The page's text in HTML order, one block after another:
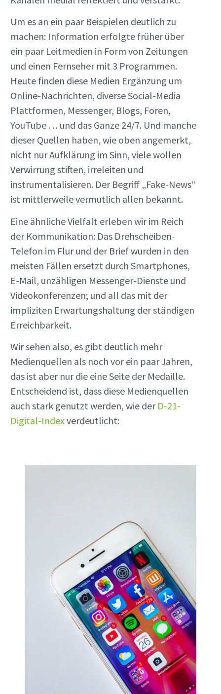
Um es an ein paar Beispielen deutlich zu
machen: Information erfolgte früher über
ein paar Leitmedien in Form von Zeitungen
und einen Fernseher mit 3 Programmen.
Heute finden diese Medien Ergänzung um
Online-Nachrichten, diverse Social-Media
Plattformen, Messenger, Blogs, Foren,
YouTube … und das Ganze 24/7. Und manche
dieser Quellen haben, wie oben angemerkt,
nicht nur Aufklärung im Sinn, viele wollen
Verwirrung stiften, irreleiten und
instrumentalisieren. Der Begriff „Fake-News“
ist mittlerweile vermutlich allen bekannt.
Eine ähnliche Vielfalt erleben wir im Reich
der Kommunikation: Das Drehscheiben-
Telefon im Flur und der Brief wurden in den
meisten Fällen ersetzt durch Smartphones,
E-Mail, unzähligen Messenger-Dienste und
Videokonferenzen; und all das mit der
impliziten Erwartungshaltung der ständigen
Erreichbarkeit.
Wir sehen also, es gibt deutlich mehr
Medienquellen als noch vor ein paar Jahren,
das ist aber nur die eine Seite der Medaille.
Entscheidend ist, dass diese Medienquellen
auch stark genutzt werden, wie der D-21-
Digital-Indexverdeutlicht: